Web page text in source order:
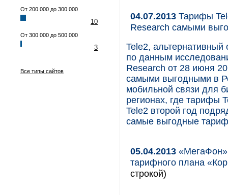
От 200 000 до 300 000
10
От 300 000 до 500 000
3
Все типы сайтов
04.07.2013 Тарифы
Research самыми
Tele2, альтернативный
по данным
Research от 28 июня
самыми выгодными в
мобильной связи для
регионах, где тарифы
Tele2 второй год
самые выгодные
05.04.2013 «МегаФон»
тарифного плана
строкой)